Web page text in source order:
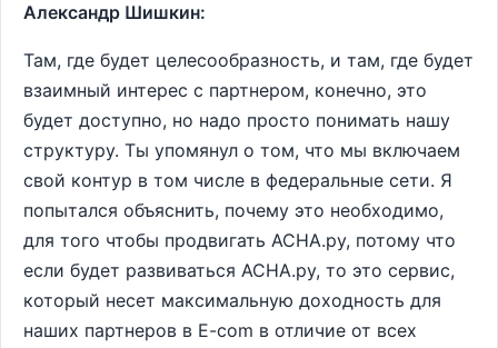
Александр Шишкин:
Там, где будет целесообразность, и там, где будет
взаимный интерес с партнером, конечно, это
будет доступно, но надо просто понимать нашу
структуру. Ты упомянул о том, что мы включаем
свой контур в том числе в федеральные сети. Я
попытался объяснить, почему это необходимо,
для того чтобы продвигать АСНА.ру, потому что
если будет развиваться АСНА.ру, то это сервис,
который несет максимальную доходность для
наших партнеров в E-com в отличие от всех